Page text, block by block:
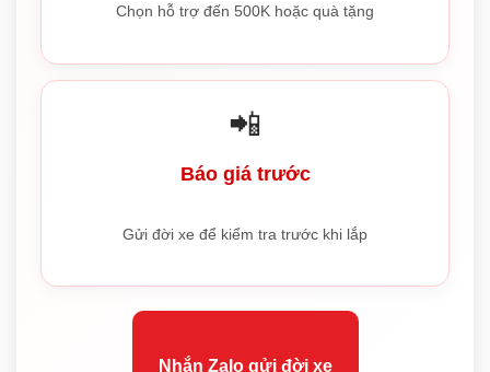
Chọn hỗ trợ đến 500K hoặc quà tặng
📲
Báo giá trước
Gửi đời xe để kiểm tra trước khi lắp
Nhắn Zalo gửi đời xe